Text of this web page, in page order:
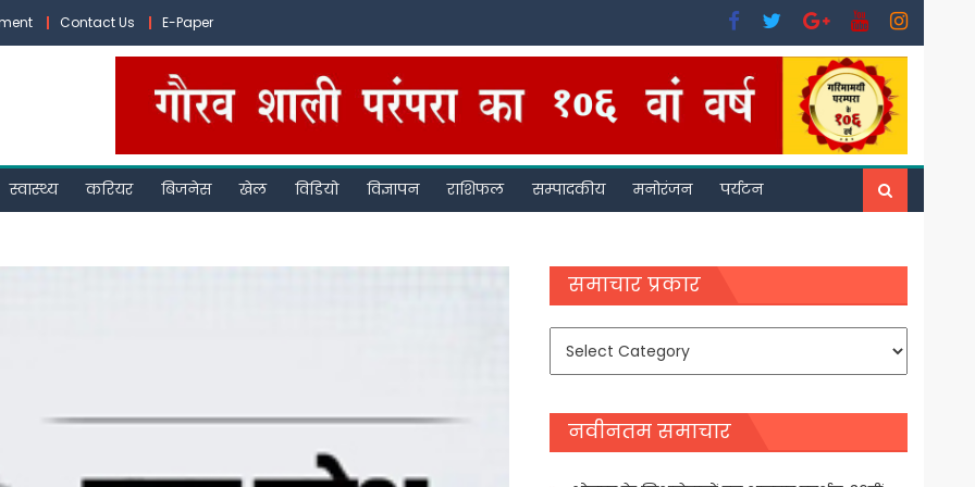
Contact Us E-Paper
स्वास्थ्य करियर बिजनेस खेल विडियो विज्ञापन राशिफल सम्पादकीय मनोरंजन पर्यटन
समाचार प्रकार
समाचार
नवीनतम समाचार